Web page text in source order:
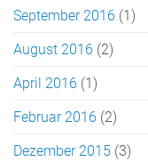
September 2016 (1)
August 2016 (2)
April 2016 (1)
Februar 2016 (2)
Dezember 2015 (3)